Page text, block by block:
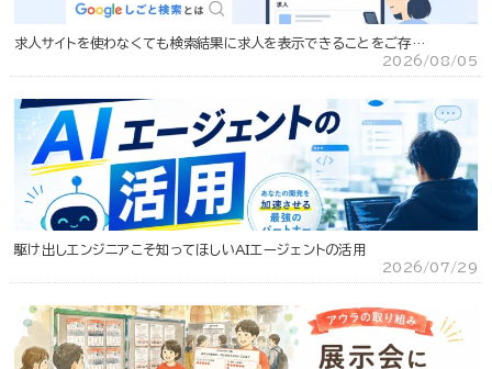
求人サイトを使わなくても検索結果に求人を表示できることをご存…
2026/08/05
駆け出しエンジニアこそ知ってほしいAIエージェントの活用
2026/07/29